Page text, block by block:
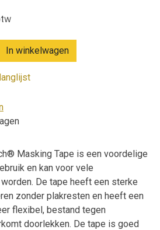
In winkelwagen
Masking Tape is een voordelige
en kan voor vele
De tape heeft een sterke
zonder plakresten en heeft een
flexibel, bestand tegen
doorlekken. De tape is goed